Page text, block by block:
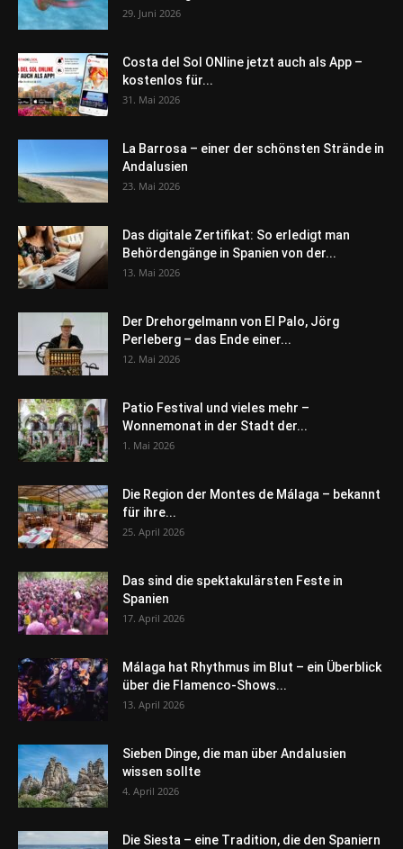
29. Juni 2026
Costa del Sol ONline jetzt auch als App –
kostenlos für...
31. Mai 2026
La Barrosa – einer der schönsten Strände in
Andalusien
23. Mai 2026
Das digitale Zertifikat: So erledigt man
Behördengänge in Spanien von der...
13. Mai 2026
Der Drehorgelmann von El Palo, Jörg
Perleberg – das Ende einer...
12. Mai 2026
Patio Festival und vieles mehr –
Wonnemonat in der Stadt der...
1. Mai 2026
Die Region der Montes de Málaga – bekannt
für ihre...
25. April 2026
Das sind die spektakulärsten Feste in
Spanien
17. April 2026
Málaga hat Rhythmus im Blut – ein Überblick
über die Flamenco-Shows...
13. April 2026
Sieben Dinge, die man über Andalusien
wissen sollte
4. April 2026
Die Siesta – eine Tradition, die den Spaniern